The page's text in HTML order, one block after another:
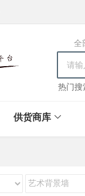
全
热门搜
供货商库